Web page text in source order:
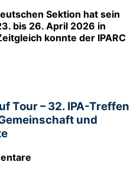
Sektion hat sein
bis 26. April 2026 in
konnte der IPARC
Tour – 32. IPA-Treffen
und